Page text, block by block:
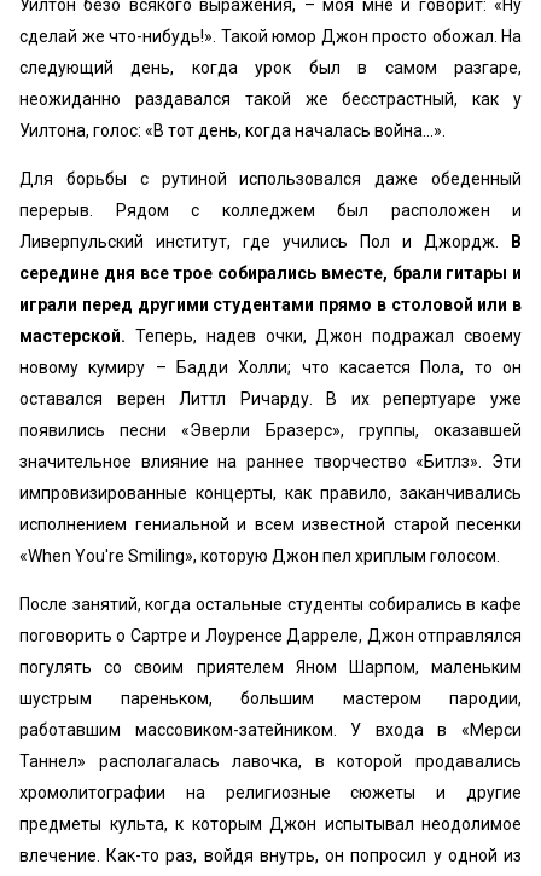
Уилтон безо всякого выражения, – моя мне и говорит: «Ну
сделай же что-нибудь!». Такой юмор Джон просто обожал. На
следующий день, когда урок был в самом разгаре,
неожиданно раздавался такой же бесстрастный, как у
Уилтона, голос: «В тот день, когда началась война...».
Для борьбы с рутиной использовался даже обеденный
перерыв. Рядом с колледжем был расположен и
Ливерпульский институт, где учились Пол и Джордж.
В
середине дня все трое собирались вместе, брали гитары и
играли перед другими студентами прямо в столовой или в
мастерской. Теперь, надев очки, Джон подражал своему
новому кумиру – Бадди Холли; что касается Пола, то он
оставался верен Литтл Ричарду. В их репертуаре уже
появились песни «Эверли Бразерс», группы, оказавшей
значительное влияние на раннее творчество «Битлз». Эти
импровизированные концерты, как правило, заканчивались
исполнением гениальной и всем известной старой песенки
«When You're Smiling», которую Джон пел хриплым голосом.
После занятий, когда остальные студенты собирались в кафе
поговорить о Сартре и Лоуренсе Дарреле, Джон отправлялся
погулять со своим приятелем Яном Шарпом, маленьким
шустрым пареньком, большим мастером пародии,
работавшим массовиком-затейником. У входа в «Мерси
Таннел» располагалась лавочка, в которой продавались
хромолитографии на религиозные сюжеты и другие
предметы культа, к которым Джон испытывал неодолимое
влечение. Как-то раз, войдя внутрь, он попросил у одной из